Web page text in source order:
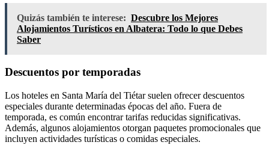
Quizás también te interese: Descubre los Mejores
Alojamientos Turísticos en Albatera: Todo lo que Debes
Saber
Descuentos por temporadas
Los hoteles en Santa María del Tiétar suelen ofrecer descuentos
especiales durante determinadas épocas del año. Fuera de
temporada, es común encontrar tarifas reducidas significativas.
Además, algunos alojamientos otorgan paquetes promocionales que
incluyen actividades turísticas o comidas especiales.